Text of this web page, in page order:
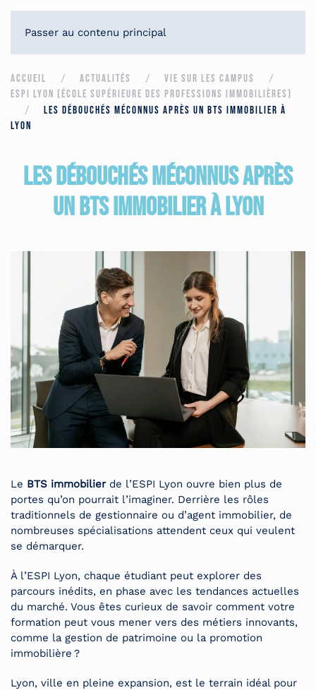
Passer au contenu principal
ACCUEIL ACTUALITÉS
VIE SUR LES CAMPUS
ESPI LYON (ÉCOLE SUPÉRIEURE DES PROFESSIONS IMMOBILIÈRES)
LES DÉBOUCHÉS MÉCONNUS APRÈS UN BTS IMMOBILIER À
LYON
Les débouchés méconnus après
un BTS Immobilier à Lyon
Le BTS immobilier de l’ESPI Lyon ouvre bien plus de
portes qu’on pourrait l’imaginer. Derrière les rôles
traditionnels de gestionnaire ou d’agent immobilier, de
nombreuses spécialisations attendent ceux qui veulent
se démarquer.
À l’ESPI Lyon, chaque étudiant peut explorer des
parcours inédits, en phase avec les tendances actuelles
du marché. Vous êtes curieux de savoir comment votre
formation peut vous mener vers des métiers innovants,
comme la gestion de patrimoine ou la promotion
immobilière ?
Lyon, ville en pleine expansion, est le terrain idéal pour